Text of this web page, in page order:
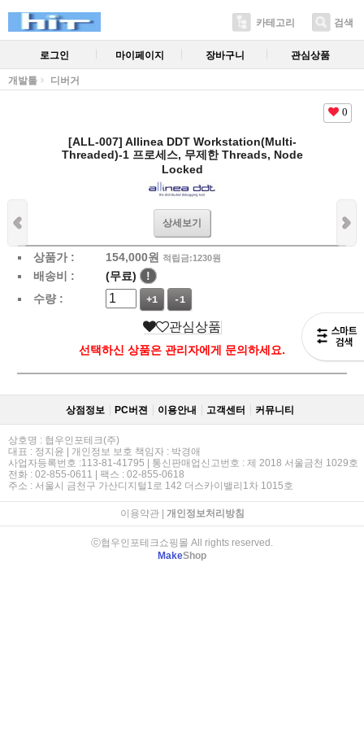
카테고리 검색
로그인 마이페이지 장바구니 관심상품
개발툴 디버거
0
[ALL-007] Allinea DDT Workstation(Multi-
Threaded)-1 프로세스, 무제한 Threads, Node
Locked
상세보기
상품가 : 154,000원 적립금:1230원
배송비 : (무료)
!
수량 :
+1 -1
관심상품
선택하신 상품은 관리자에게 문의하세요.
상점정보 PC버젼 이용안내 고객센터 커뮤니티
상호명 : 협우인포테크(주)
대표 : 정지윤 | 개인정보 보호 책임자 : 박경애
사업자등록번호 :113-81-41795 | 통신판매업신고번호 : 제 2018 서울금천 1029호
전화 : 02-855-0611 | 팩스 : 02-855-0618
주소 : 서울시 금천구 가산디지털1로 142 더스카이밸리1차 1015호
이용약관| 개인정보처리방침
ⓒ협우인포테크쇼핑몰 All rights reserved.
MakeShop